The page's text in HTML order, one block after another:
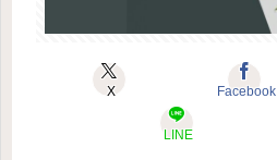
X Facebook
LINE